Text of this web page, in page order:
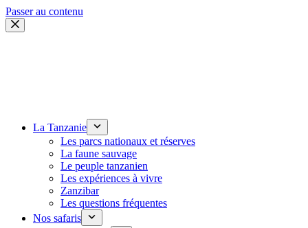
Passer au contenu
La Tanzanie
Les parcs nationaux et réserves
La faune sauvage
Le peuple tanzanien
Les expériences à vivre
Zanzibar
Les questions fréquentes
Nos safaris